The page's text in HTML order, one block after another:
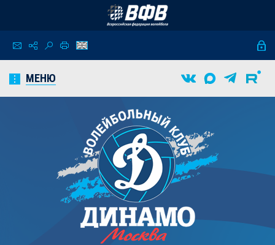
МЕНЮ